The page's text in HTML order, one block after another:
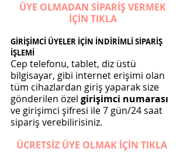
ÜYE OLMADAN SİPARİŞ VERMEK
İÇİN TIKLA
GİRİŞİMCİ ÜYELER İÇİN İNDİRİMLİ SİPARİŞ
İŞLEMİ
Cep telefonu, tablet, diz üstü
bilgisayar, gibi internet erişimi olan
tüm cihazlardan giriş yaparak size
gönderilen özel girişimci numarası
ve girişimci şifresi ile 7 gün/24 saat
sipariş verebilirisiniz.
ÜCRETSİZ ÜYE OLMAK İÇİN TIKLA